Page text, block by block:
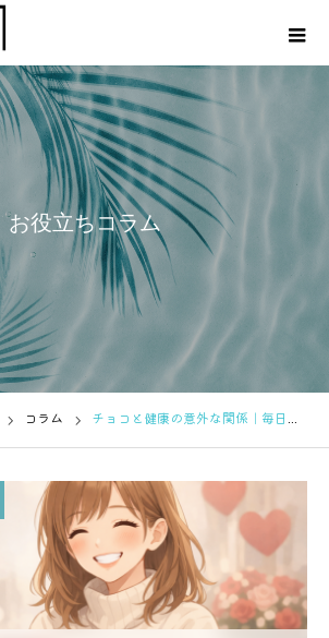
お役立ちコラム
コラム チョコと健康の意外な関係｜毎日食べてもいい？効果と注意点を徹底解説